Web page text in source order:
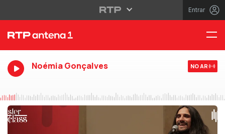
Entrar
Noémia Gonçalves NO AR